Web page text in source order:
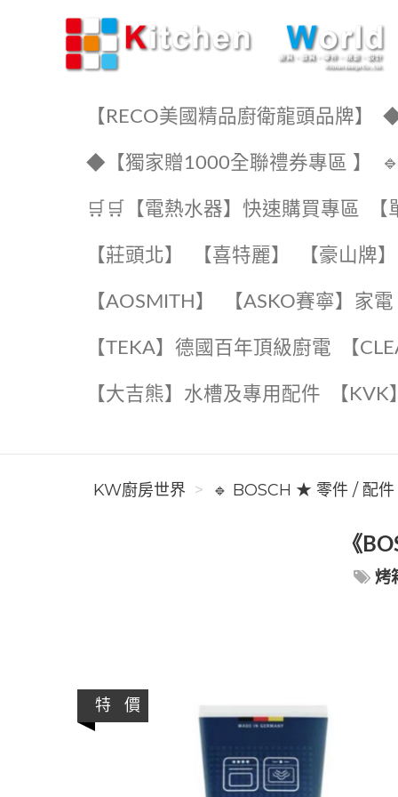
【RECO美國精品廚衛龍頭品牌】 ◆
◆【獨家贈1000全聯禮券專區 】
🛒🛒【電熱水器】快速購買專區
【莊頭北】 【喜特麗】 【豪山牌】
【AOSMITH】 【ASKO賽寧】家電
️【TEKA】️德國百年頂級廚電 【
【大吉熊】水槽及專用配件 【
KW廚房世界 🔹 BOSCH ★ 零件 / 配件
《
烤
特 價